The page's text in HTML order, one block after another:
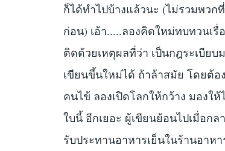
ก็ได้ทำไปบ้างแล้วนะ (ไม่รวมพว
ก่อน) เอ้า.....ลองคิดใหม่ทบทวนเรื่
ติดด้วยเหตุผลที่ว่า เป็นกฎระเบียบ
เขียนขึ้นใหม่ได้ ถ้าล้าสมัย โดยต้
คนไข้ ลองเปิดโลกให้กว้าง มองใ
ใบนี้ อีกเยอะ ผู้เขียนย้อนไปเมื่อก
รับประทานอาหารเย็นในร้านอาห